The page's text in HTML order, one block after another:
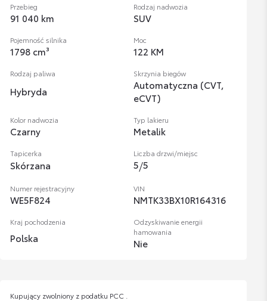
Przebieg
91 040 km
Rodzaj nadwozia
SUV
Pojemność silnika
1798 cm³
Moc
122 KM
Rodzaj paliwa
Hybryda
Skrzynia biegów
Automatyczna (CVT,
eCVT)
Kolor nadwozia
Czarny
Typ lakieru
Metalik
Tapicerka
Skórzana
Liczba drzwi/miejsc
5/5
Numer rejestracyjny
WE5F824
VIN
NMTK33BX10R164316
Kraj pochodzenia
Polska
Odzyskiwanie energii
hamowania
Nie
Kupujący zwolniony z podatku PCC .